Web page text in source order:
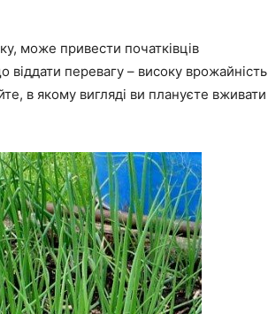
може привести початківців
віддати перевагу – високу врожайність
в якому вигляді ви плануєте вживати